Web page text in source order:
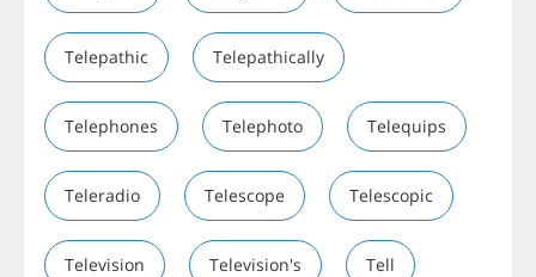
Telepathic Telepathically
Telephones Telephoto Telequips
Teleradio Telescope Telescopic
Television Television's Tell